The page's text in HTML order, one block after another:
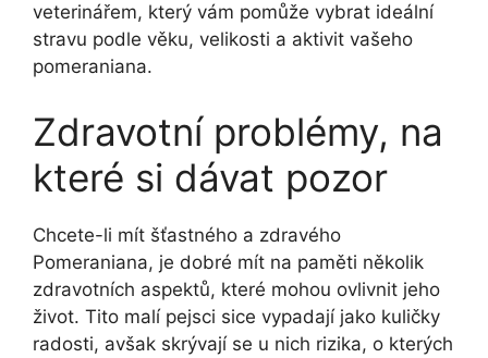
veterinářem, který vám pomůže vybrat ideální
stravu podle věku, velikosti a aktivit vašeho
pomeraniana.
Zdravotní problémy, na
které si dávat pozor
Chcete-li mít šťastného a zdravého
Pomeraniana, je dobré mít na paměti několik
zdravotních aspektů, které mohou ovlivnit jeho
život. Tito malí pejsci sice vypadají jako kuličky
radosti, avšak skrývají se u nich rizika, o kterých